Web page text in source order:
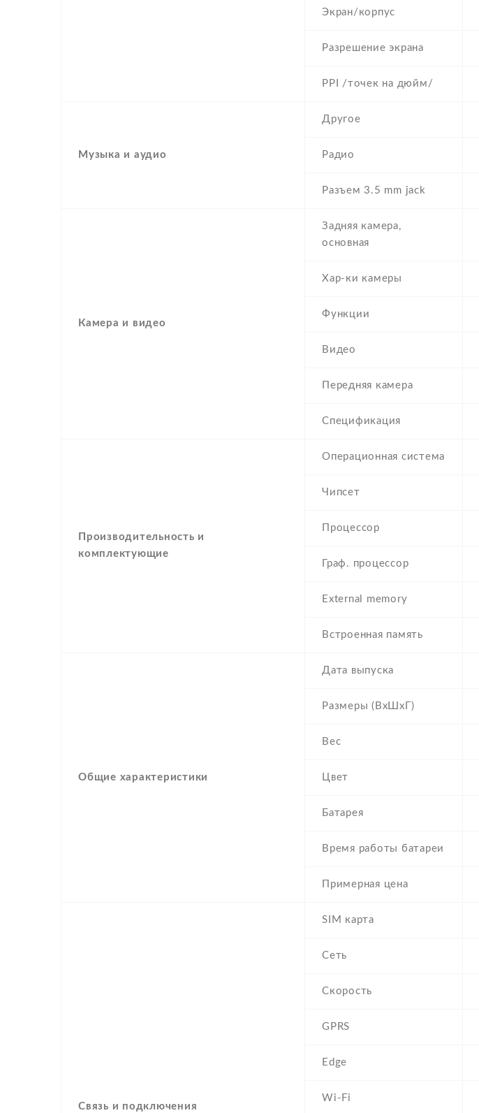
Экран/корпус
Разрешение экрана
PPI /точек на дюйм/
Музыка и аудио
Другое
Радио
Разъем 3.5 mm jack
Камера и видео
Задняя камера,
основная
Хар-ки камеры
Функции
Видео
Передняя камера
Спецификация
Производительность и
комплектующие
Операционная система
Чипсет
Процессор
Граф. процессор
External memory
Встроенная память
Общие характеристики
Дата выпуска
Размеры (ВхШхГ)
Вес
Цвет
Батарея
Время работы батареи
Примерная цена
Связь и подключения
SIM карта
Сеть
Скорость
GPRS
Edge
Wi-Fi